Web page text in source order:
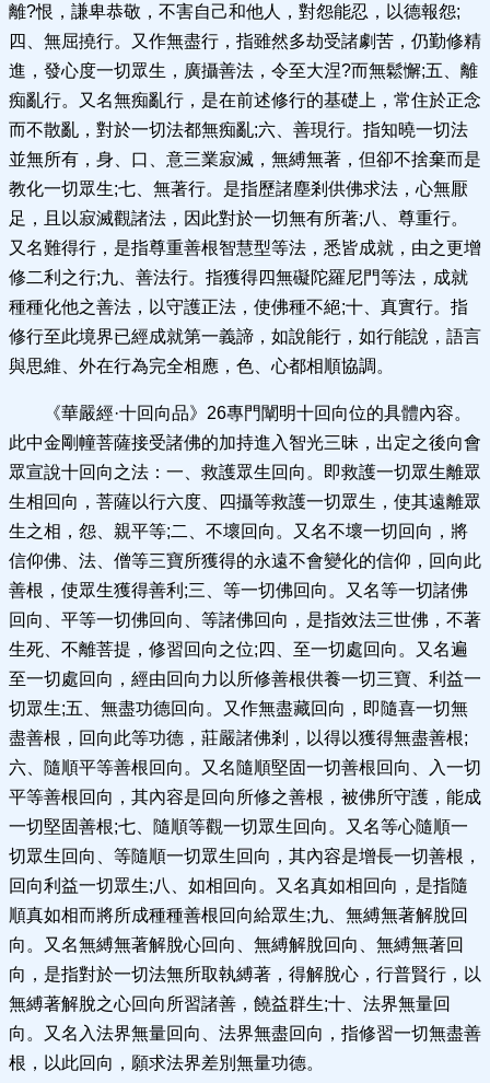
離?恨，謙卑恭敬，不害自己和他人，對怨能忍，以德報怨;
四、無屈撓行。又作無盡行，指雖然多劫受諸劇苦，仍勤修精
進，發心度一切眾生，廣攝善法，令至大涅?而無鬆懈;五、離
痴亂行。又名無痴亂行，是在前述修行的基礎上，常住於正念
而不散亂，對於一切法都無痴亂;六、善現行。指知曉一切法
並無所有，身、口、意三業寂滅，無縛無著，但卻不捨棄而是
教化一切眾生;七、無著行。是指歷諸塵剎供佛求法，心無厭
足，且以寂滅觀諸法，因此對於一切無有所著;八、尊重行。
又名難得行，是指尊重善根智慧型等法，悉皆成就，由之更增
修二利之行;九、善法行。指獲得四無礙陀羅尼門等法，成就
種種化他之善法，以守護正法，使佛種不絕;十、真實行。指
修行至此境界已經成就第一義諦，如說能行，如行能說，語言
與思維、外在行為完全相應，色、心都相順協調。
《華嚴經·十回向品》26專門闡明十回向位的具體內容。
此中金剛幢菩薩接受諸佛的加持進入智光三昧，出定之後向會
眾宣說十回向之法：一、救護眾生回向。即救護一切眾生離眾
生相回向，菩薩以行六度、四攝等救護一切眾生，使其遠離眾
生之相，怨、親平等;二、不壞回向。又名不壞一切回向，將
信仰佛、法、僧等三寶所獲得的永遠不會變化的信仰，回向此
善根，使眾生獲得善利;三、等一切佛回向。又名等一切諸佛
回向、平等一切佛回向、等諸佛回向，是指效法三世佛，不著
生死、不離菩提，修習回向之位;四、至一切處回向。又名遍
至一切處回向，經由回向力以所修善根供養一切三寶、利益一
切眾生;五、無盡功德回向。又作無盡藏回向，即隨喜一切無
盡善根，回向此等功德，莊嚴諸佛剎，以得以獲得無盡善根;
六、隨順平等善根回向。又名隨順堅固一切善根回向、入一切
平等善根回向，其內容是回向所修之善根，被佛所守護，能成
一切堅固善根;七、隨順等觀一切眾生回向。又名等心隨順一
切眾生回向、等隨順一切眾生回向，其內容是增長一切善根，
回向利益一切眾生;八、如相回向。又名真如相回向，是指隨
順真如相而將所成種種善根回向給眾生;九、無縛無著解脫回
向。又名無縛無著解脫心回向、無縛解脫回向、無縛無著回
向，是指對於一切法無所取執縛著，得解脫心，行普賢行，以
無縛著解脫之心回向所習諸善，饒益群生;十、法界無量回
向。又名入法界無量回向、法界無盡回向，指修習一切無盡善
根，以此回向，願求法界差別無量功德。